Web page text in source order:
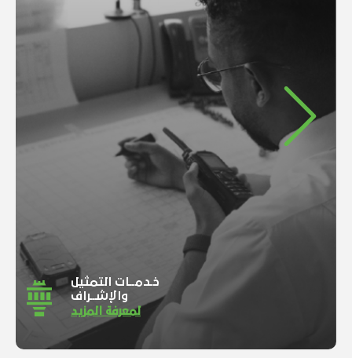
Previous
خـدمــات التمثيل
والإشــراف
لمعرفة المزيد
Next